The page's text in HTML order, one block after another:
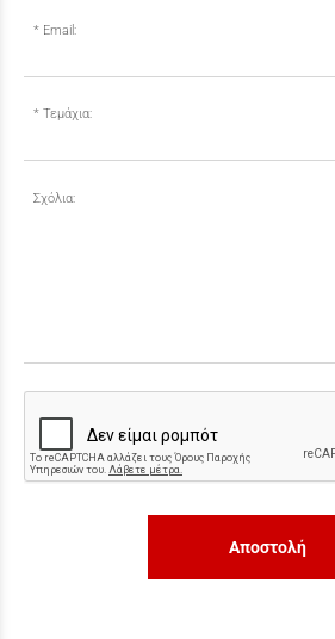
Email:
Τεμάχια:
Σχόλια:
Αποστολή